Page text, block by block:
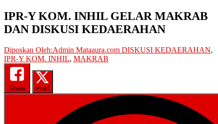
IPR-Y KOM. INHIL GELAR MAKRAB
DAN DISKUSI KEDAERAHAN
Diposkan Oleh:Admin Mataaura.com DISKUSI KEDAERAHAN,
IPR-Y KOM. INHIL, MAKRAB
Share Post